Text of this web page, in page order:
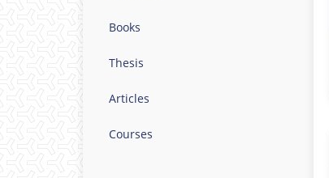
Books
Thesis
Articles
Courses